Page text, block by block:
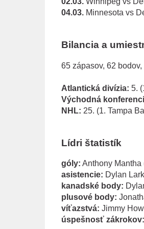
04.03.Minnesota vs
Bilancia a
65 zápasov, 62
Atlantická divízia: 5.
Východná
NHL: 25. (1. Tampa
Lídri štatistík
góly: Anthony Mantha
asistencie: Dylan
kanadské body:
plusové body:
víťazstvá: Jimmy
úspešnosť zákrokov: